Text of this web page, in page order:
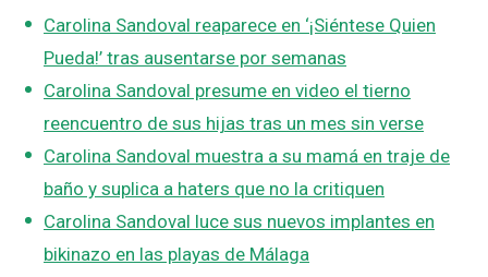
Carolina Sandoval reaparece en ‘¡Siéntese Quien
Pueda!’ tras ausentarse por semanas
Carolina Sandoval presume en video el tierno
reencuentro de sus hijas tras un mes sin verse
Carolina Sandoval muestra a su mamá en traje de
baño y suplica a haters que no la critiquen
Carolina Sandoval luce sus nuevos implantes en
bikinazo en las playas de Málaga